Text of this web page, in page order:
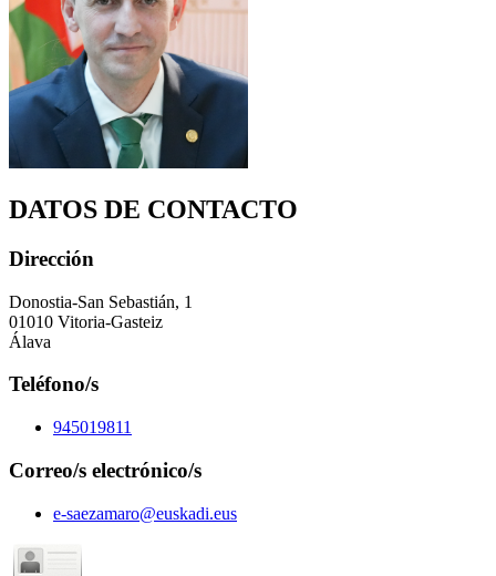
DATOS DE CONTACTO
Dirección
Donostia-San Sebastián, 1
01010 Vitoria-Gasteiz
Álava
Teléfono/s
945019811
Correo/s electrónico/s
e-saezamaro@euskadi.eus